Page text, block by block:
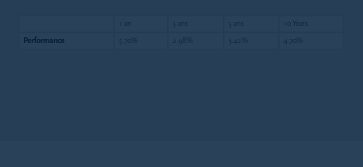
1 an 3 ans 5 ans 10 Years
Performance 2.98% 3.42% 4.70%